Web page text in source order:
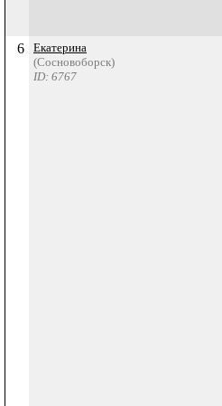
6
Екатерина
(Сосновоборск)
ID: 6767